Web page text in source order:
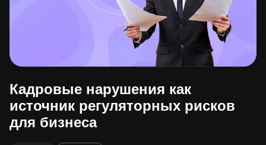
Кадровые нарушения как
источник регуляторных рисков
для бизнеса